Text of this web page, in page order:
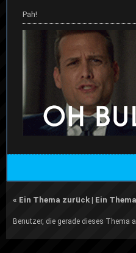
Pah!
« Ein Thema zurück | Ein
Benutzer, die gerade dieses Thema